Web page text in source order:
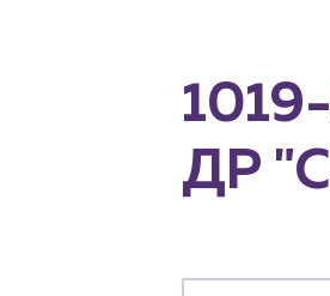
ДР